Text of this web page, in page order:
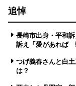
追悼
長崎市出身・平和
訴え「愛があれば
つげ義春さんと白
は？